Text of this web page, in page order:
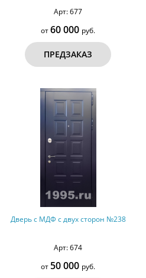
Арт: 677
от60 000 руб.
ПРЕДЗАКАЗ
Дверь с МДФ с двух сторон №238
Арт: 674
от 50 000 руб.